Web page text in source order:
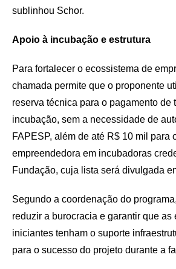
sublinhou Schor.
Apoio à incubação e estrutura
Para fortalecer o ecossistema de
chamada permite que o proponente
reserva técnica para o pagamento de
incubação, sem a necessidade de
FAPESP, além de até R$ 10 mil para
empreendedora em incubadoras
Fundação, cuja lista será divulgada
Segundo a coordenação do
reduzir a burocracia e garantir que as
iniciantes tenham o suporte
para o sucesso do projeto durante a